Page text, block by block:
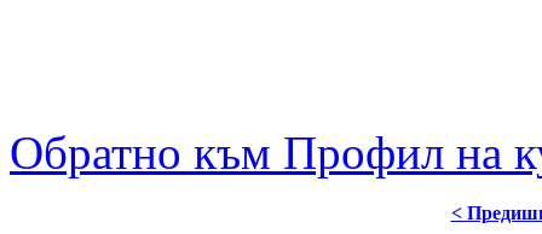
Обратно към Профил на
<